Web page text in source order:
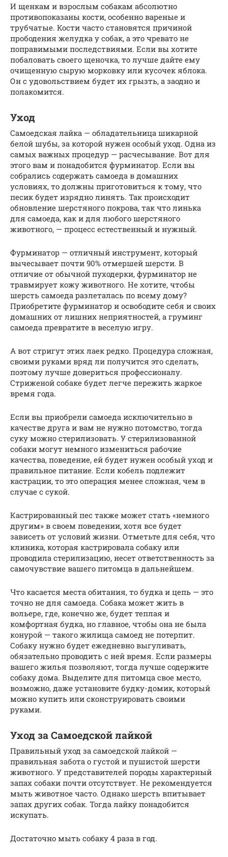
И щенкам и взрослым собакам абсолютно
противопоказаны кости, особенно вареные и
трубчатые. Кости часто становятся причиной
прободения желудка у собак, а это чревато не
поправимыми последствиями. Если вы хотите
побаловать своего щеночка, то лучше дайте ему
очищенную сырую морковку или кусочек яблока.
Он с удовольствием будет их грызть, а заодно и
полакомится.
Уход
Самоедская лайка — обладательница шикарной
белой шубы, за которой нужен особый уход. Одна из
самых важных процедур — расчесывание. Вот для
этого вам и понадобится фурминатор. Если вы
собрались содержать самоеда в домашних
условиях, то должны приготовиться к тому, что
песик будет изрядно линять. Так происходит
обновление шерстяного покрова, так что линька
для самоеда, как и для любого шерстяного
животного, — процесс естественный и нужный.
Фурминатор — отличный инструмент, который
вычесывает почти 90% отмершей шерсти. В
отличие от обычной пуходерки, фурминатор не
травмирует кожу животного. Не хотите, чтобы
шерсть самоеда разлеталась по всему дому?
Приобретите фурминатор и освободите себя и своих
домашних от лишних неприятностей, а груминг
самоеда превратите в веселую игру.
А вот стригут этих лаек редко. Процедура сложная,
своими руками вряд ли получится это сделать,
поэтому лучше довериться профессионалу.
Стриженой собаке будет легче пережить жаркое
время года.
Если вы приобрели самоеда исключительно в
качестве друга и вам не нужно потомство, тогда
суку можно стерилизовать. У стерилизованной
собаки могут немного измениться рабочие
качества, поведение, ей будет нужен особый уход и
правильное питание. Если кобель подлежит
кастрации, то это операция менее сложная, чем в
случае с сукой.
Кастрированный пес также может стать «немного
другим» в своем поведении, хотя все будет
зависеть от условий жизни. Отметьте для себя, что
клиника, которая кастрировала собаку или
проводила стерилизацию, несет ответственность за
самочувствие вашего питомца в дальнейшем.
Что касается места обитания, то будка и цепь — это
точно не для самоеда. Собака может жить в
вольере, где, конечно же, будет теплая и
комфортная будка, но главное, чтобы она не была
конурой — такого жилища самоед не потерпит.
Собаку нужно будет ежедневно выгуливать,
обязательно проводить с ней время. Если размеры
вашего жилья позволяют, тогда лучше содержите
собаку дома. Выделите для питомца свое место,
возможно, даже установите будку-домик, который
можно купить или сконструировать своими
руками.
Уход за Самоедской лайкой
Правильный уход за самоедской лайкой —
правильная забота о густой и пушистой шерсти
животного. У представителей породы характерный
запах собаки почти отсутствует. Не рекомендуется
мыть животное часто. Однако шерсть впитывает
запах других собак. Тогда лайку понадобится
искупать.
Достаточно мыть собаку 4 раза в год.